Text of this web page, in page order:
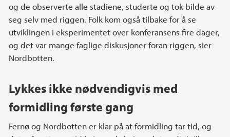
og de observerte alle stadiene, studerte og tok bilde av
seg selv med riggen. Folk kom også tilbake for å se
utviklingen i eksperimentet over konferansens fire dager,
og det var mange faglige diskusjoner foran riggen, sier
Nordbotten.
Lykkes ikke nødvendigvis med
formidling første gang
Fernø og Nordbotten er klar på at formidling tar tid, og